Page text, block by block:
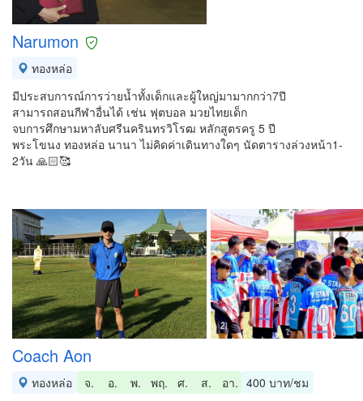
Narumon
ทองหล่อ
มีประสบการณ์การว่ายน้ำทั้งเด็กและผู้ใหญ่มามากกว่า7ปี
สามารถสอนกีฬาอื่นได้ เช่น ฟุตบอล มวยไทยเด็ก
จบการศึกษามหาลับศรีนครินทรวิโรฒ หลักสูตรครู 5 ปี
พระโขนง ทองหล่อ นานา ไม่คิดค่าเดินทางใดๆ นัดตารางล่วงหน้า1-
2วัน 🙏🏻🥰
Coach Aon
ทองหล่อ จ. อ. พ. พฤ. ศ. ส. อา. 400 บาท/ชม